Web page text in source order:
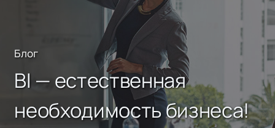
Блог
BI — естественная
необходимость бизнеса!